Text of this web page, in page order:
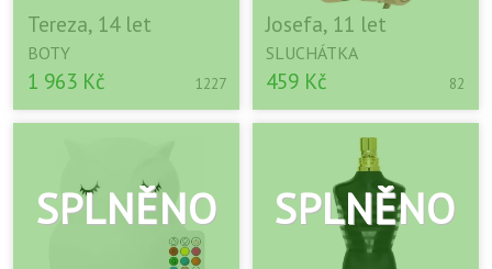
Tereza, 14 let
BOTY
1 963 Kč 1227
Josefa, 11 let
SLUCHÁTKA
459 Kč 82